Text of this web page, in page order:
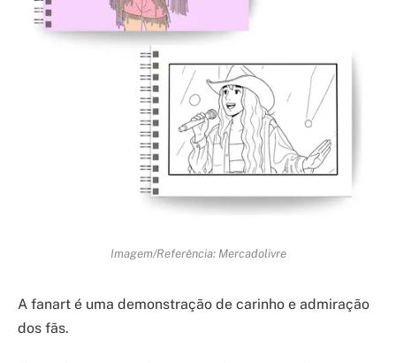
Imagem/Referência: Mercadolivre
A fanart é uma demonstração de carinho e admiração
dos fãs.